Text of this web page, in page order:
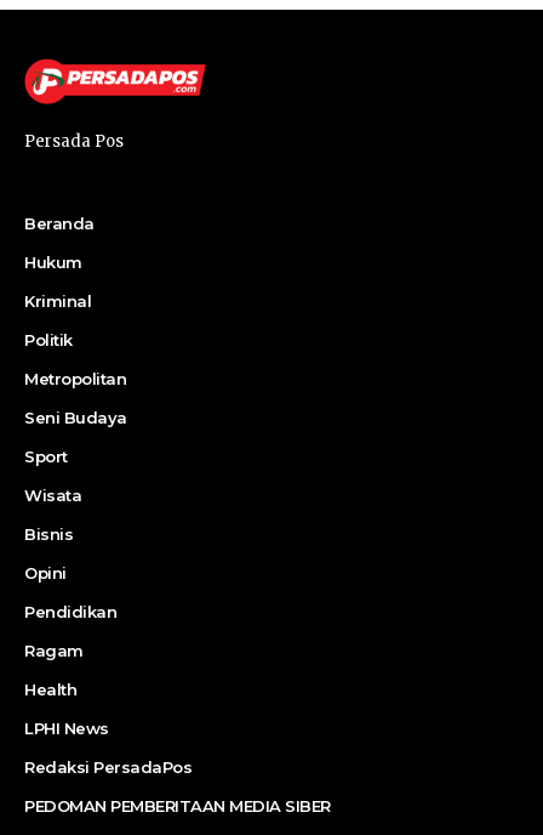
Persada Pos
Beranda
Hukum
Kriminal
Politik
Metropolitan
Seni Budaya
Sport
Wisata
Bisnis
Opini
Pendidikan
Ragam
Health
LPHI News
Redaksi PersadaPos
PEDOMAN PEMBERITAAN MEDIA SIBER